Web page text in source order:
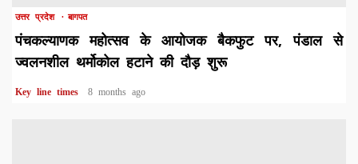
उत्तर प्रदेश बागपत
पंचकल्याणक महोत्सव के आयोजक बैकफुट पर, पंडाल से
ज्वलनशील थर्मोकोल हटाने की दौड़ शुरू
Key line times 8 months ago